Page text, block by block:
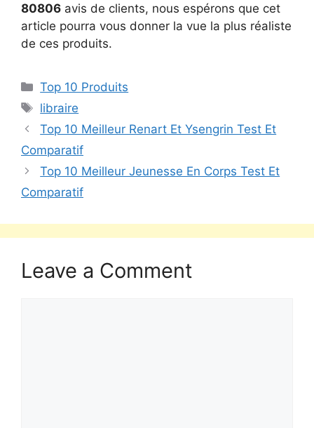
80806 avis de clients, nous espérons que cet
article pourra vous donner la vue la plus réaliste
de ces produits.
Top 10 Produits
libraire
Top 10 Meilleur Renart Et Ysengrin Test Et
Comparatif
Top 10 Meilleur Jeunesse En Corps Test Et
Comparatif
Leave a Comment